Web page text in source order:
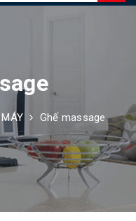
Ghế massage